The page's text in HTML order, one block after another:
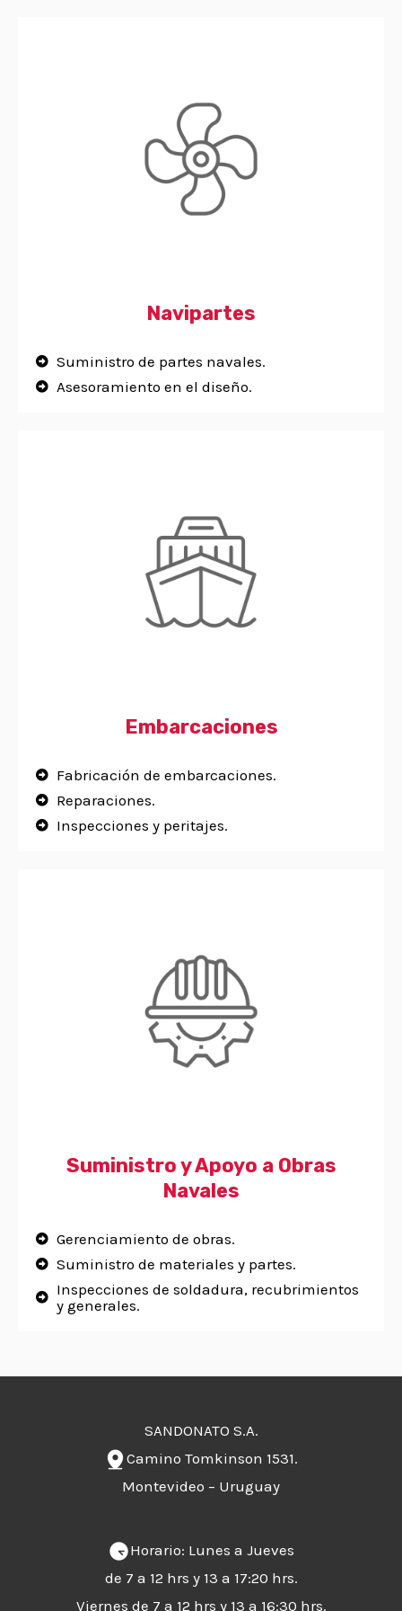
Navipartes
Suministro de partes navales.
Asesoramiento en el diseño.
Embarcaciones
Fabricación de embarcaciones.
Reparaciones.
Inspecciones y peritajes.
Suministro y Apoyo a Obras
Navales
Gerenciamiento de obras.
Suministro de materiales y partes.
Inspecciones de soldadura, recubrimientos
y generales.
SANDONATO S.A.
Camino Tomkinson 1531.
Montevideo – Uruguay
Horario: Lunes a Jueves
de 7 a 12 hrs y 13 a 17:20 hrs.
Viernes de 7 a 12 hrs y 13 a 16:30 hrs.